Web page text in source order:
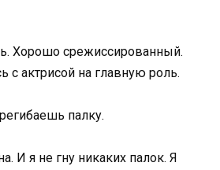
Хорошо срежиссированный.
с актрисой на главную роль.
палку.
И я не гну никаких палок. Я